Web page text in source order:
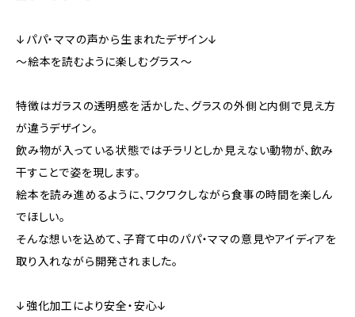
↓パパ・ママの声から生まれたデザイン↓
～絵本を読むように楽しむグラス～
特徴はガラスの透明感を活かした、グラスの外側と内側で見え方
が違うデザイン。
飲み物が入っている状態ではチラリとしか見えない動物が、飲み
干すことで姿を現します。
絵本を読み進めるように、ワクワクしながら食事の時間を楽しん
でほしい。
そんな想いを込めて、子育て中のパパ・ママの意見やアイディアを
取り入れながら開発されました。
↓強化加工により安全・安心↓